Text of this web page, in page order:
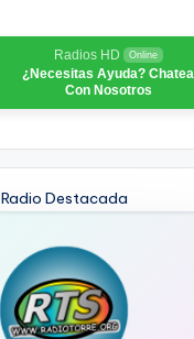
Radios HD Online
¿Necesitas Ayuda? Chatea
Con Nosotros
Radio Destacada